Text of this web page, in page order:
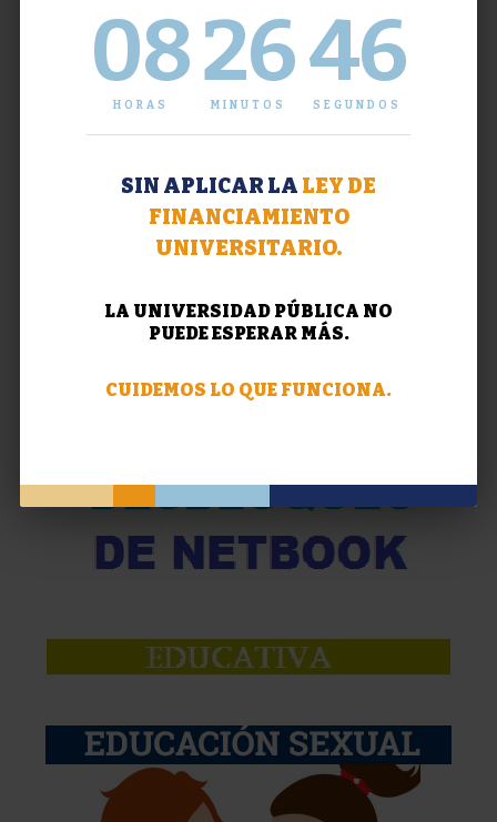
08
HORAS
26
MINUTOS
47
SEGUNDOS
SIN APLICAR LA LEY DE
FINANCIAMIENTO
UNIVERSITARIO.
LA UNIVERSIDAD PÚBLICA NO
PUEDE ESPERAR MÁS.
CUIDEMOS LO QUE FUNCIONA.